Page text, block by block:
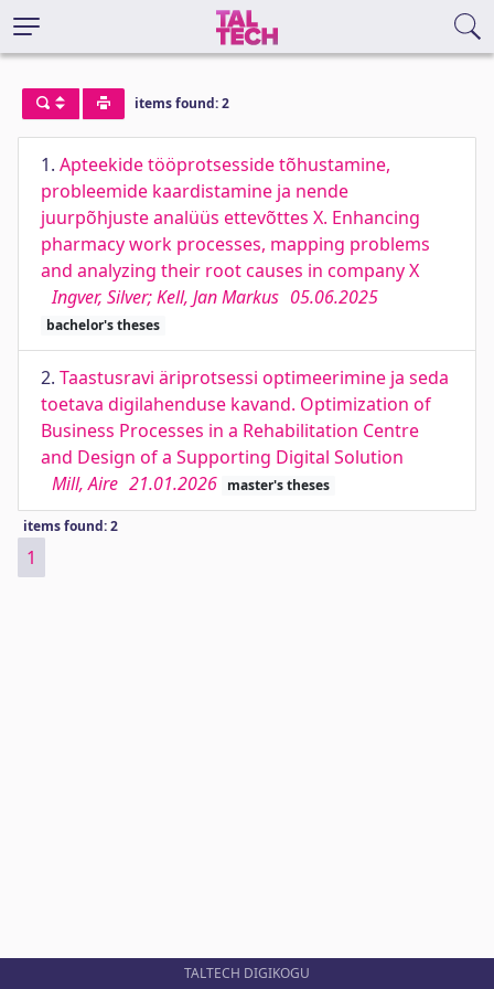
items found: 2
1. Apteekide tööprotsesside tõhustamine,
probleemide kaardistamine ja nende
juurpõhjuste analüüs ettevõttes X. Enhancing
pharmacy work processes, mapping problems
and analyzing their root causes in company X
Ingver, Silver; Kell, Jan Markus 05.06.2025
bachelor's theses
2. Taastusravi äriprotsessi optimeerimine ja seda
toetava digilahenduse kavand. Optimization of
Business Processes in a Rehabilitation Centre
and Design of a Supporting Digital Solution
Mill, Aire 21.01.2026 master's theses
items found: 2
1
TALTECH DIGIKOGU